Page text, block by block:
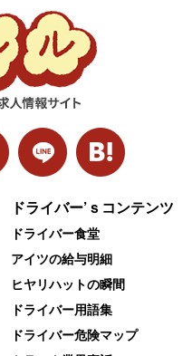
ドライバー’ｓコンテンツ
ドライバー食堂
アイツの給与明細
ヒヤリハットの瞬間
ドライバー用語集
ドライバー危険マップ